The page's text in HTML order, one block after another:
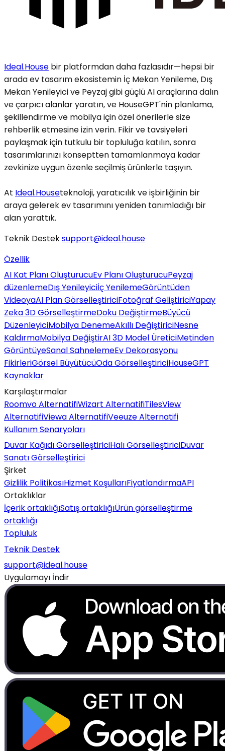
Ideal.House bir platformdan daha fazlasıdır—hepsi bir
arada ev tasarım ekosistemin İç Mekan Yenileme, Dış
Mekan Yenileyici ve Peyzaj gibi güçlü AI araçlarına dalın
ve çarpıcı alanlar yaratın, ve HouseGPT'nin planlama,
şekillendirme ve mobilya için özel önerilerle size
rehberlik etmesine izin verin. Fikir ve tavsiyeleri
paylaşmak için tutkulu bir topluluğa katılın, sonra
tasarımlarınızı konseptten tamamlanmaya kadar
zevkinize uygun özenle seçilmiş ürünlerle taşıyın.
At Ideal.Houseteknoloji, yaratıcılık ve işbirliğinin bir
araya gelerek ev tasarımını yeniden tanımladığı bir
alan yarattık.
Teknik Desteksupport@ideal.house
Özellik
AI Kat Planı OluşturucuEv Planı OluşturucuPeyzaj
düzenlemeDış Yenileyiciİç YenilemeGörüntüden
VideoyaAI Plan GörselleştiriciFotoğraf GeliştiriciYapay
Zeka 3D GörselleştirmeDoku DeğiştirmeBüyücü
DüzenleyiciMobilya DenemeAkıllı DeğiştiriciNesne
KaldırmaMobilya DeğiştirAI 3D Model ÜreticiMetinden
GörüntüyeSanal SahnelemeEv Dekorasyonu
FikirleriGörsel BüyütücüOda GörselleştiriciHouseGPT
Kaynaklar
Karşılaştırmalar
Roomvo AlternatifiWizart AlternatifiTilesView
AlternatifiViewa AlternatifiVeeuze Alternatifi
Kullanım Senaryoları
Duvar Kağıdı GörselleştiriciHalı GörselleştiriciDuvar
Sanatı Görselleştirici
Şirket
Gizlilik PolitikasıHizmet KoşullarıFiyatlandırmaAPI
Ortaklıklar
İçerik ortaklığıSatış ortaklığıÜrün görselleştirme
ortaklığı
Topluluk
Teknik Destek
support@ideal.house
Uygulamayı İndir